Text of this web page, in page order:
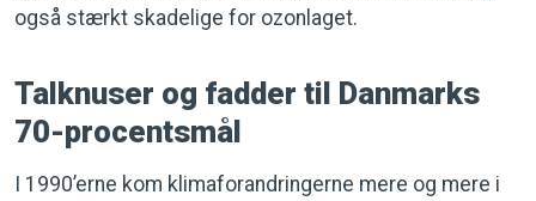
også stærkt skadelige for ozonlaget.
Talknuser og fadder til Danmarks
70-procentsmål
I 1990’erne kom klimaforandringerne mere og mere i